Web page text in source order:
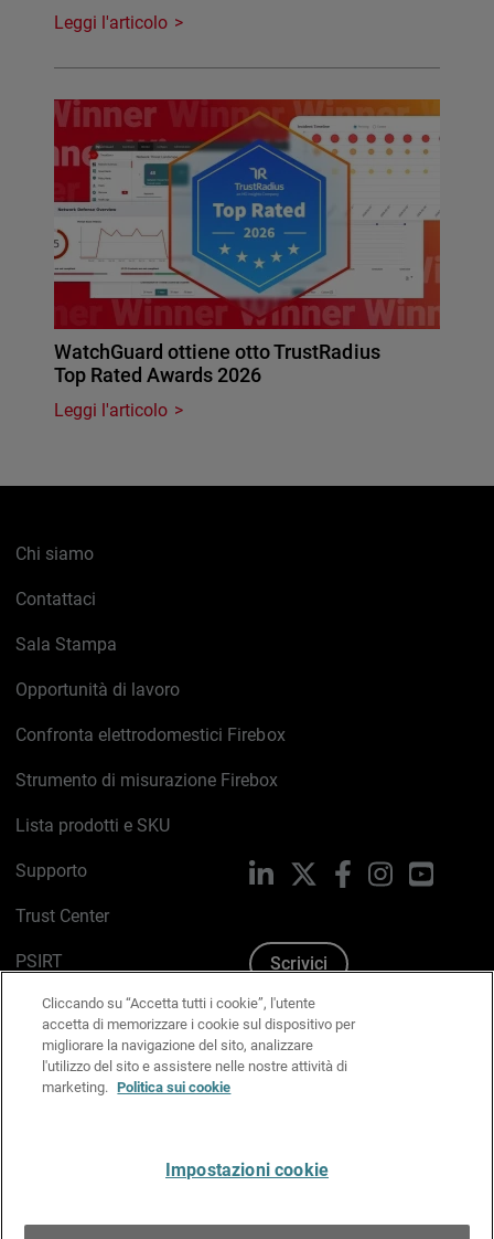
Leggi l'articolo
WatchGuard ottiene otto TrustRadius
Top Rated Awards 2026
Leggi l'articolo
Chi siamo
Contattaci
Sala Stampa
Opportunità di lavoro
Confronta elettrodomestici Firebox
Strumento di misurazione Firebox
Lista prodotti e SKU
Supporto
Trust Center
PSIRT
Politica sui cookie
Informativa sulla privacy
Kit Media & Brand
LinkedIn FacebookInstagram
Scrivici
Cliccando su “Accetta tutti i cookie”, l'utente
accetta di memorizzare i cookie sul dispositivo per
migliorare la navigazione del sito, analizzare
l'utilizzo del sito e assistere nelle nostre attività di
marketing. Politica sui cookie
Impostazioni cookie